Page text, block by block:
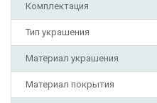
Комплектация
Тип украшения
Материал украшения
Материал покрытия